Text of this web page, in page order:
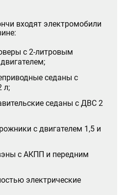
входят электромобили
с 2-литровым
седаны с
л;
седаны с ДВС 2
с двигателем 1,5 и
с АКПП и передним
электрические